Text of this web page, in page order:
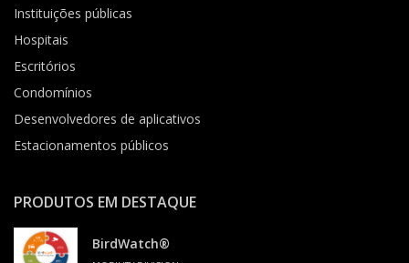
Instituições públicas
Hospitais
Escritórios
Condomínios
Desenvolvedores de aplicativos
Estacionamentos públicos
PRODUTOS EM DESTAQUE
BirdWatch®